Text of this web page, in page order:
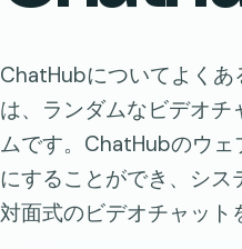
ChatHubについてよく
は、ランダムなビデオ
ムです。ChatHubのウ
にすることができ、シス
対面式のビデオチャッ